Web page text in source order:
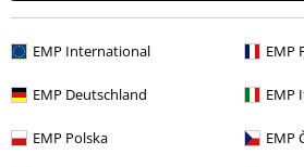
EMP International EMP
EMP Deutschland EMP
EMP Polska EMP
rek-pris299:- 254:-
More categories. More options.